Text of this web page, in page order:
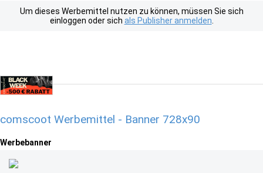
Um dieses Werbemittel nutzen zu können, müssen Sie sich
einloggen oder sich als Publisher anmelden
comscoot Werbemittel - Banner 728x90
Werbebanner